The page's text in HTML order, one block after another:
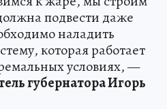
подвести даже
наладить
которая работает
условиях, —
губернатора Игорь